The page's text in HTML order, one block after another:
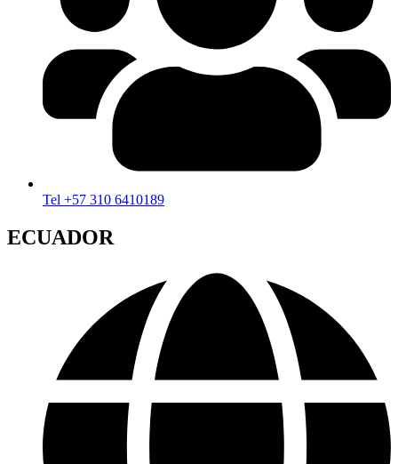
Tel +57 310 6410189
ECUADOR